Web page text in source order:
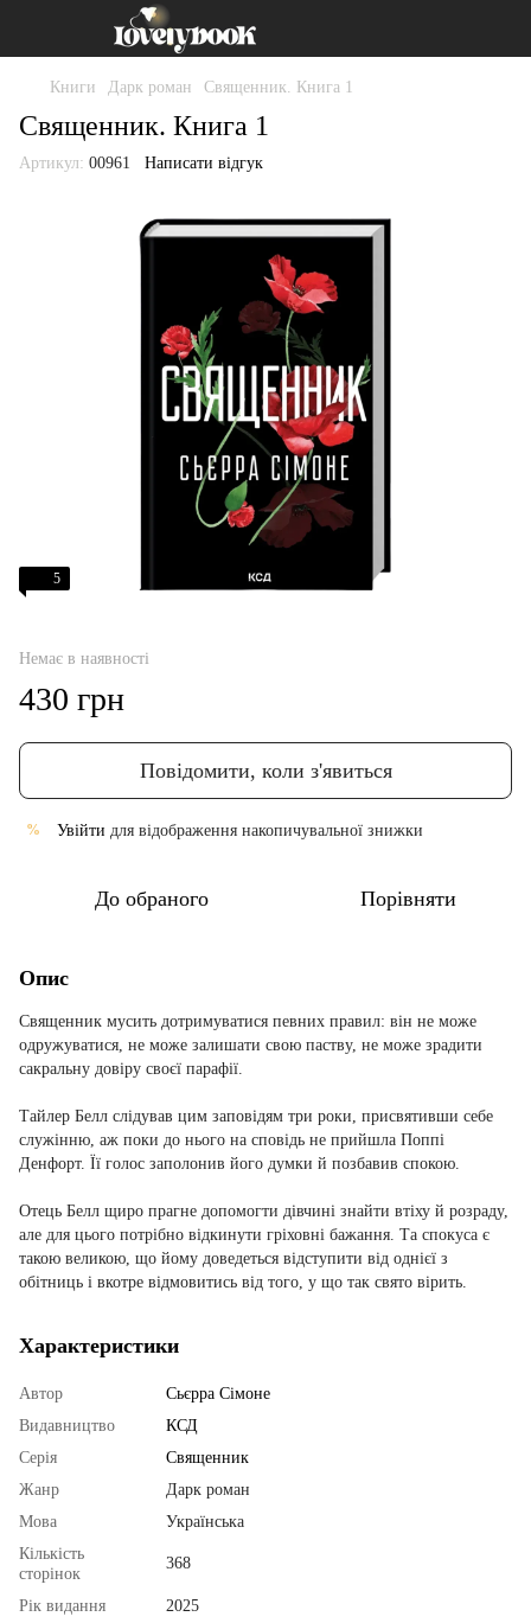
Книги Дарк роман Священник. Книга 1
Священник. Книга 1
Артикул: 00961 Написати відгук
5
Немає в наявності
430 грн
Повідомити, коли з'явиться
% Увійти для відображення накопичувальної знижки
До обраного Порівняти
Опис
Священник мусить дотримуватися певних правил: він не може
одружуватися, не може залишати свою паству, не може зрадити
сакральну довіру своєї парафії.
Тайлер Белл слідував цим заповідям три роки, присвятивши себе
служінню, аж поки до нього на сповідь не прийшла Поппі
Денфорт. Її голос заполонив його думки й позбавив спокою.
Отець Белл щиро прагне допомогти дівчині знайти втіху й розраду,
але для цього потрібно відкинути гріховні бажання. Та спокуса є
такою великою, що йому доведеться відступити від однієї з
обітниць і вкотре відмовитись від того, у що так свято вірить.
Характеристики
Автор
Сьєрра Сімоне
Видавництво
КСД
Серія
Священник
Жанр
Дарк роман
Мова
Українська
Кількість
сторінок
368
Рік видання
2025